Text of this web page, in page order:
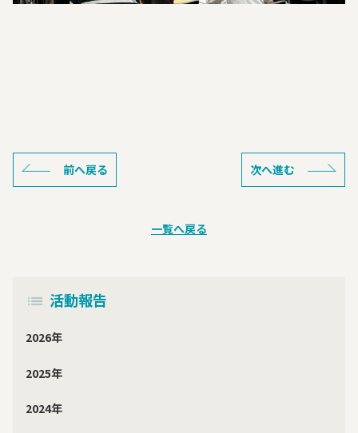
前へ戻る 次へ進む
一覧へ戻る
活動報告
2026年
2025年
2024年